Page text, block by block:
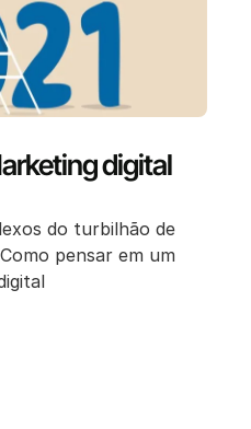
digital
do turbilhão de
pensar em um